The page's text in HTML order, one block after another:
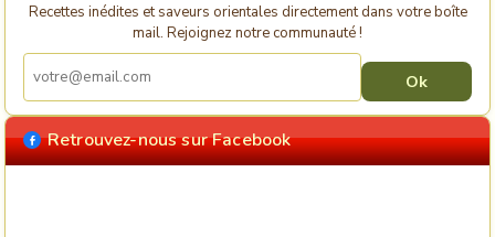
Recettes inédites et saveurs orientales directement dans votre boîte
mail. Rejoignez notre communauté !
Retrouvez-nous sur Facebook